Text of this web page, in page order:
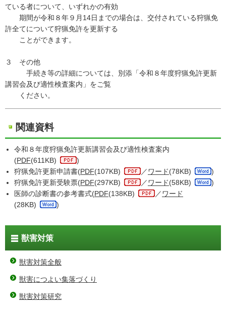
ている者について、いずれかの有効
期間が令和８年９月14日までの場合は、交付されている狩猟免
許全てについて狩猟免許を更新する
ことができます。
３ その他
手続き等の詳細については、別添「令和８年度狩猟免許更新
講習会及び適性検査案内」をご覧
ください。
関連資料
令和８年度狩猟免許更新講習会及び適性検査案内
(PDF(611KB)
)
狩猟免許更新申請書(PDF(107KB) ／ ワード(78KB)
)
狩猟免許更新受験票(PDF(297KB) ／ ワード(58KB)
)
医師の診断書の参考書式(PDF(138KB) ／ ワード
(28KB)
)
獣害対策
獣害対策全般
獣害につよい集落づくり
獣害対策研究